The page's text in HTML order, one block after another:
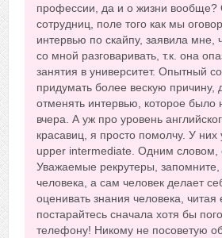
профессии, да и о жизни вообще?
сотрудниц, поле того как мы
интервью по скайпу, заявила мне,
со мной разговаривать, т.к. она
занятия в университет. Опытный
придумать более вескую причину,
отменять интервью, которое было
вчера. А уж про уровень
красавиц, я просто помолчу. У них
upper intermediate. Одним словом,
Уважаемые рекрутеры,
человека, а сам человек делает
оценивать знания человека, читая
постарайтесь сначала хотя бы
телефону! Никому не посоветую